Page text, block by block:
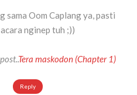
sama Oom Caplang ya, pasti
nginep tuh ;))
Tera maskodon (Chapter 1)
Reply